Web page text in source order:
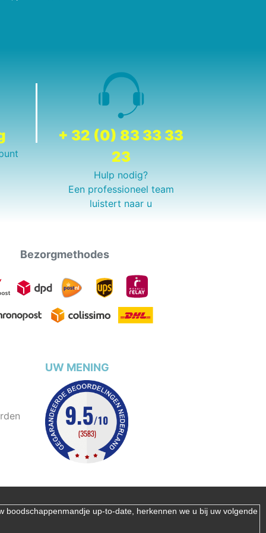
+ 32 (0) 83 33 33
23
Hulp nodig?
Een professioneel team
luistert naar u
Bezorgmethodes
up-to-date, herkennen we u bij uw volgende
UW MENING